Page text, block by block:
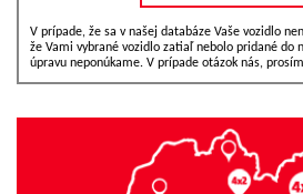
V prípade, že sa v našej databáze Vaše vozidlo
že Vami vybrané vozidlo zatiaľ nebolo pridané do
úpravu neponúkame. V prípade otázok nás,